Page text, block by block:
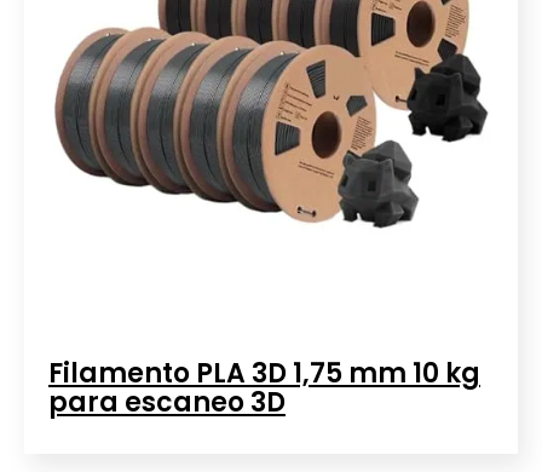
Filamento PLA 3D 1,75 mm 10 kg
para escaneo 3D